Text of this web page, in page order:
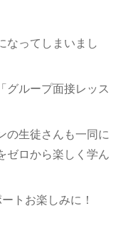
なってしまいまし
グループ面接レッス
の生徒さんも一同に
ゼロから楽しく学ん
トお楽しみに！